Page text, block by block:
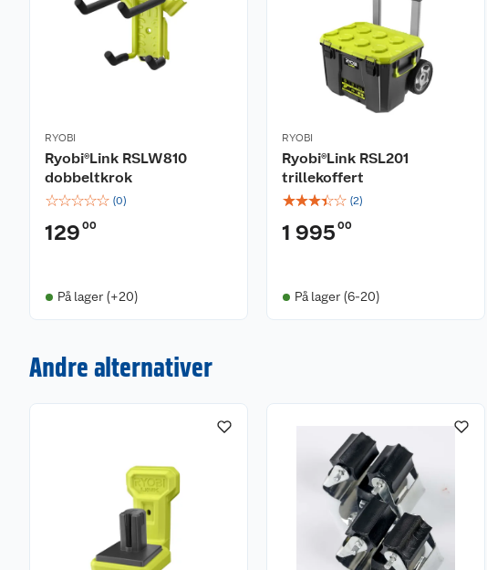
RYOBI
Ryobi®Link RSLW810
dobbeltkrok
☆☆☆☆☆ (0)
129 00
På lager (+20)
RYOBI
Ryobi®Link RSL201
trillekoffert
☆☆☆☆☆ (2)
1 995 00
På lager (6-20)
Andre alternativer